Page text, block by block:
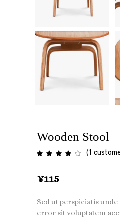
Wooden Stool
based
on
1
(1
¥115
Sed ut perspiciatis
error sit voluptatem